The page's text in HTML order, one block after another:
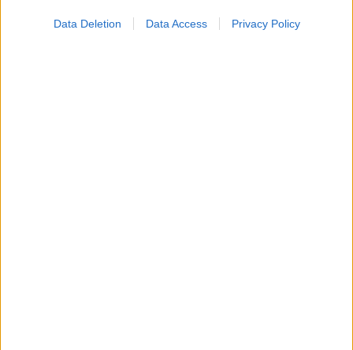
Data Deletion Data Access Privacy Policy